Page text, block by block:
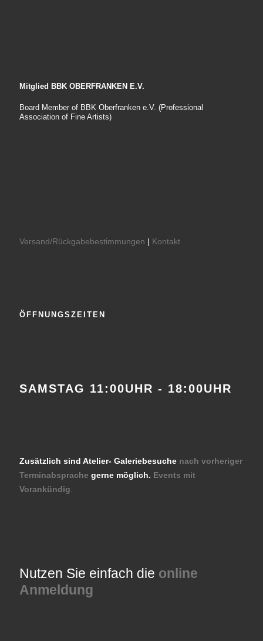
Mitglied BBK OBERFRANKEN E.V.
Board Member of BBK Oberfranken e.V. (Professional
Association of Fine Artists)
Versand/Rückgabebestimmungen | Kontakt
ÖFFNUNGSZEITEN
SAMSTAG 11:00UHR - 18:00UHR
Zusätzlich sind Atelier- Galeriebesuche nach vorheriger
Terminabsprache gerne möglich. Events mit
Vorankündig
Nutzen Sie einfach die online
Anmeldung